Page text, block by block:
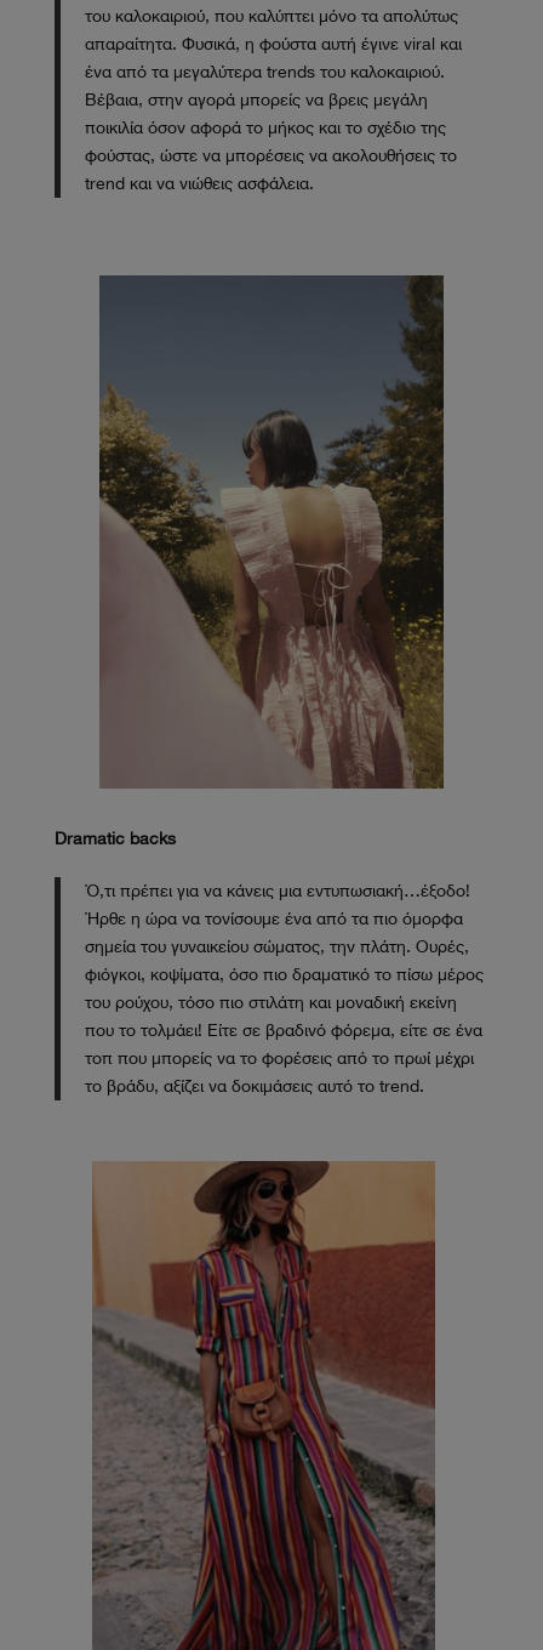
του καλοκαιριού, που καλύπτει μόνο τα απολύτως
απαραίτητα. Φυσικά, η φούστα αυτή έγινε viral και
ένα από τα μεγαλύτερα trends του καλοκαιριού.
Βέβαια, στην αγορά μπορείς να βρεις μεγάλη
ποικιλία όσον αφορά το μήκος και το σχέδιο της
φούστας, ώστε να μπορέσεις να ακολουθήσεις το
trend και να νιώθεις ασφάλεια.
Dramatic backs
Ό,τι πρέπει για να κάνεις μια εντυπωσιακή…έξοδο!
Ήρθε η ώρα να τονίσουμε ένα από τα πιο όμορφα
σημεία του γυναικείου σώματος, την πλάτη. Ουρές,
φιόγκοι, κοψίματα, όσο πιο δραματικό το πίσω μέρος
του ρούχου, τόσο πιο στιλάτη και μοναδική εκείνη
που το τολμάει! Είτε σε βραδινό φόρεμα, είτε σε ένα
τοπ που μπορείς να το φορέσεις από το πρωί μέχρι
το βράδυ, αξίζει να δοκιμάσεις αυτό το trend.